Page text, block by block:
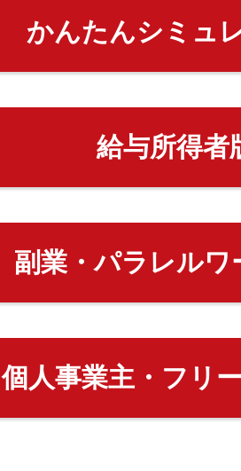
かんたんシミュ
給与所得者
副業・パラレルワ
個人事業主・フリ